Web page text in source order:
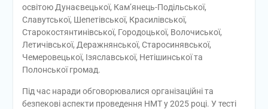
освітою Дунаєвецької, Кам’янець-Подільської,
Славутської, Шепетівської, Красилівської,
Старокостянтинівської, Городоцької, Волочиської,
Летичівської, Деражнянської, Старосинявської,
Чемеровецької, Ізяславської, Нетішинської та
Полонської громад.
Під час наради обговорювалися організаційні та
безпекові аспекти проведення НМТ у 2025 році. У тесті